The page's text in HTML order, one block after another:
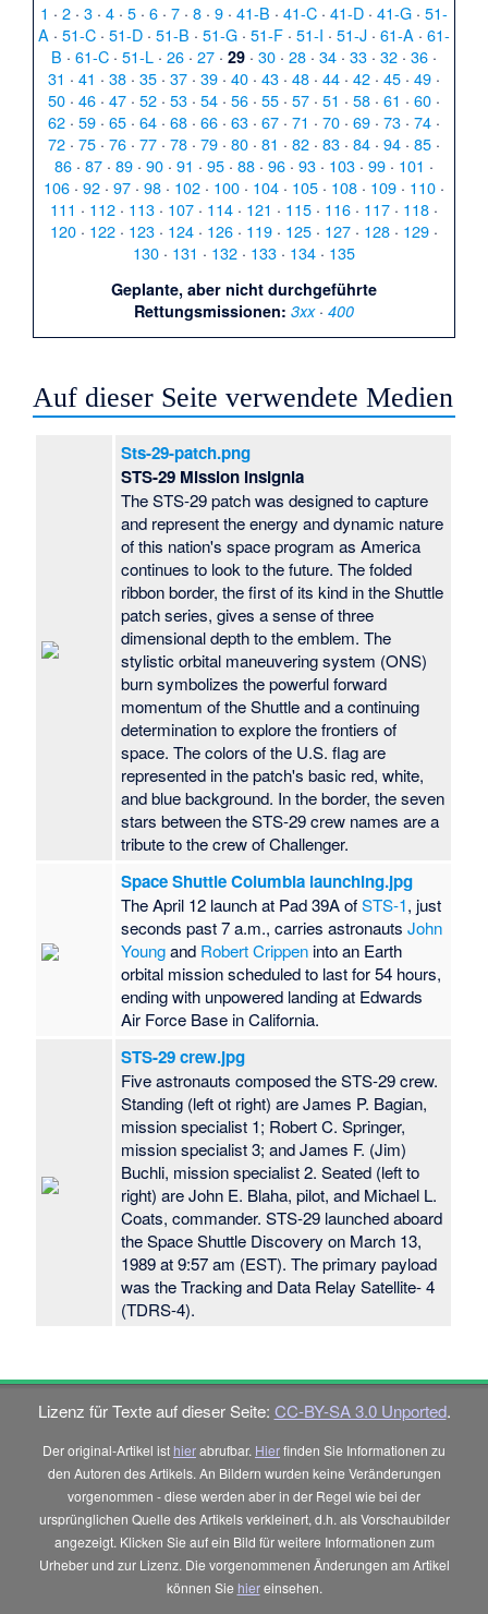
1 · 2· 3· 4· 5· 6· 7· 8· 9· 41-B · 41-C· 41-D· 41-G· 51-
A· 51-C· 51-D· 51-B · 51-G· 51-F· 51-I · 51-J· 61-A· 61-
B · 61-C· 51-L· 26· 27· 29· 30· 28· 34· 33· 32· 36·
31 · 41 · 38· 35· 37· 39· 40· 43· 48· 44· 42· 45· 49·
50· 46· 47· 52· 53· 54· 56· 55· 57· 51 · 58· 61 · 60·
62· 59· 65· 64· 68· 66· 63· 67· 71 · 70· 69· 73· 74·
72· 75· 76· 77· 78· 79· 80· 81 · 82· 83· 84· 94· 85·
86· 87· 89· 90· 91 · 95· 88· 96· 93· 103· 99· 101 ·
106· 92· 97· 98· 102· 100· 104· 105· 108· 109· 110·
111 · 112· 113· 107· 114· 121 · 115· 116· 117· 118·
120· 122· 123· 124· 126· 119· 125· 127· 128· 129·
130· 131 · 132· 133· 134· 135
Geplante, aber nicht durchgeführte
Rettungsmissionen: 3xx· 400
Auf dieser Seite verwendete Medien
Sts-29-patch.png
STS-29 Mission Insignia
The STS-29 patch was designed to capture
and represent the energy and dynamic nature
of this nation's space program as America
continues to look to the future. The folded
ribbon border, the first of its kind in the Shuttle
patch series, gives a sense of three
dimensional depth to the emblem. The
stylistic orbital maneuvering system (ONS)
burn symbolizes the powerful forward
momentum of the Shuttle and a continuing
determination to explore the frontiers of
space. The colors of the U.S. flag are
represented in the patch's basic red, white,
and blue background. In the border, the seven
stars between the STS-29 crew names are a
tribute to the crew of Challenger.
Space Shuttle Columbia launching.jpg
The April 12 launch at Pad 39A ofSTS-1, just
seconds past 7 a.m., carries astronautsJohn
Youngand Robert Crippen into an Earth
orbital mission scheduled to last for 54 hours,
ending with unpowered landing at Edwards
Air Force Base in California.
STS-29 crew.jpg
Five astronauts composed the STS-29 crew.
Standing (left ot right) are James P. Bagian,
mission specialist 1; Robert C. Springer,
mission specialist 3; and James F. (Jim)
Buchli, mission specialist 2. Seated (left to
right) are John E. Blaha, pilot, and Michael L.
Coats, commander. STS-29 launched aboard
the Space Shuttle Discovery on March 13,
1989 at 9:57 am (EST). The primary payload
was the Tracking and Data Relay Satellite- 4
(TDRS-4).
Lizenz für Texte auf dieser Seite: CC-BY-SA 3.0 Unported.
Der original-Artikel ist hierabrufbar. Hierfinden Sie Informationen zu
den Autoren des Artikels. An Bildern wurden keine Veränderungen
vorgenommen - diese werden aber in der Regel wie bei der
ursprünglichen Quelle des Artikels verkleinert, d.h. als Vorschaubilder
angezeigt. Klicken Sie auf ein Bild für weitere Informationen zum
Urheber und zur Lizenz. Die vorgenommenen Änderungen am Artikel
können Sie hiereinsehen.